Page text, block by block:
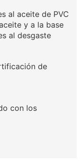
al aceite de PVC
y a la base
al desgaste
de
con los